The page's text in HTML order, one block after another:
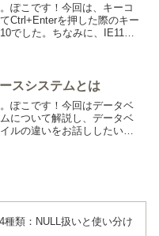
ぽこです！今回は、キーコ
Ctrl+Enterを押した際のキー
でした。ちなみに、IE11の
スシステムとは
ぽこです！今回はデータベ
について解説し、データベ
ルの違いをお話ししたいと
種類：NULL扱いと使い分け